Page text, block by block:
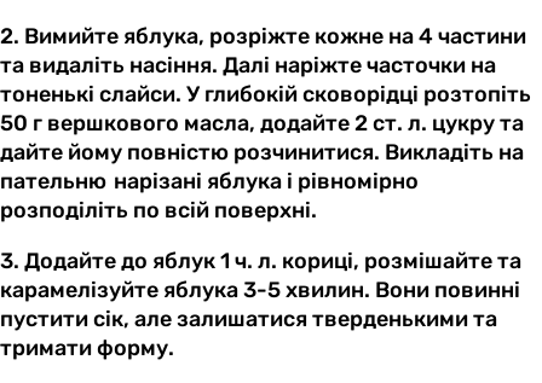
2. Вимийте яблука, розріжте кожне на 4 частини
та видаліть насіння. Далі наріжте часточки на
тоненькі слайси. У глибокій сковорідці розтопіть
50 г вершкового масла, додайте 2 ст. л. цукру та
дайте йому повністю розчинитися. Викладіть на
пательню нарізані яблука і рівномірно
розподіліть по всій поверхні.
3. Додайте до яблук 1 ч. л. кориці, розмішайте та
карамелізуйте яблука 3-5 хвилин. Вони повинні
пустити сік, але залишатися тверденькими та
тримати форму.